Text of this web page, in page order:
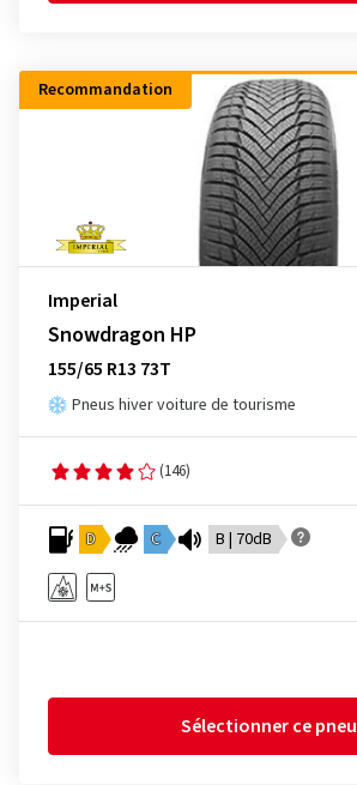
Recommandation
Imperial
Snowdragon HP
155/65 R13 73T
Pneus hiver voiture de tourisme
(146)
D C B | 70dB
Sélectionner ce pneu